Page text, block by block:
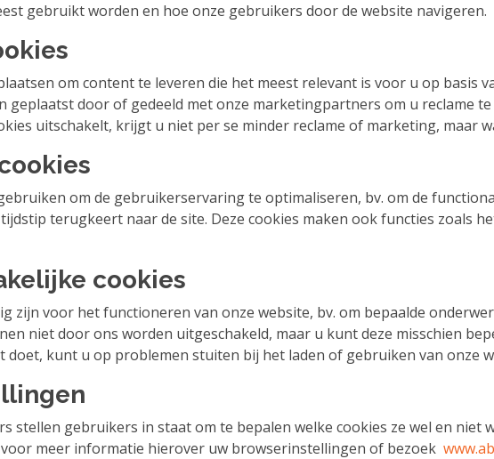
gebruikt worden en hoe onze gebruikers door de website navigeren.
om content te leveren die het meest relevant is voor u op basis
geplaatst door of gedeeld met onze marketingpartners om u reclame
uitschakelt, krijgt u niet per se minder reclame of marketing, maar
om de gebruikerservaring te optimaliseren, bv. om de
terugkeert naar de site. Deze cookies maken ook functies zoals
cookies
zijn voor het functioneren van onze website, bv. om bepaalde
niet door ons worden uitgeschakeld, maar u kunt deze misschien
doet, kunt u op problemen stuiten bij het laden of gebruiken van onze
stellen gebruikers in staat om te bepalen welke cookies ze wel en niet
meer informatie hierover uw browserinstellingen of bezoek